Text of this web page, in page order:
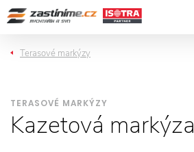
Terasové markýzy
TERASOVÉ MARKÝZY
Kazetová markýza